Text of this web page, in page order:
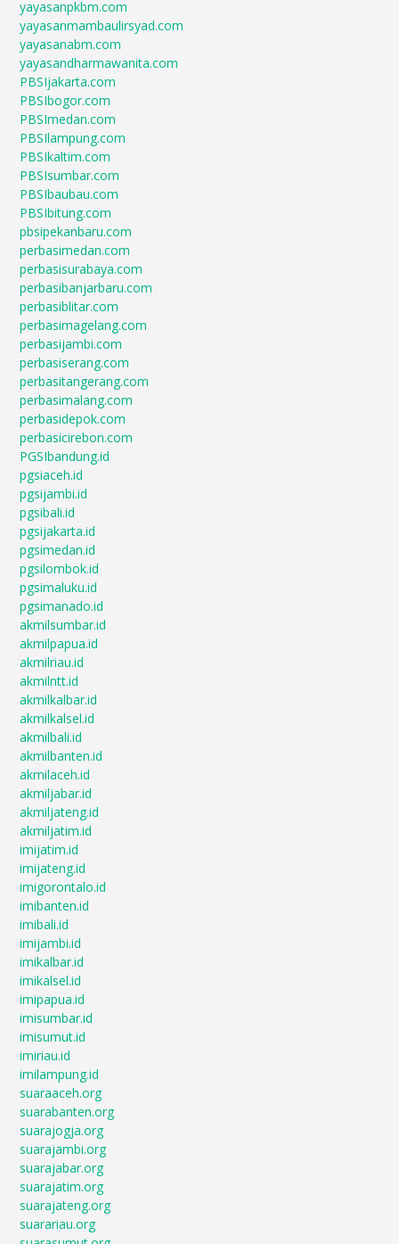
yayasanpkbm.com
yayasanmambaulirsyad.com
yayasanabm.com
yayasandharmawanita.com
PBSIjakarta.com
PBSIbogor.com
PBSImedan.com
PBSIlampung.com
PBSIkaltim.com
PBSIsumbar.com
PBSIbaubau.com
PBSIbitung.com
pbsipekanbaru.com
perbasimedan.com
perbasisurabaya.com
perbasibanjarbaru.com
perbasiblitar.com
perbasimagelang.com
perbasijambi.com
perbasiserang.com
perbasitangerang.com
perbasimalang.com
perbasidepok.com
perbasicirebon.com
PGSIbandung.id
pgsiaceh.id
pgsijambi.id
pgsibali.id
pgsijakarta.id
pgsimedan.id
pgsilombok.id
pgsimaluku.id
pgsimanado.id
akmilsumbar.id
akmilpapua.id
akmilriau.id
akmilntt.id
akmilkalbar.id
akmilkalsel.id
akmilbali.id
akmilbanten.id
akmilaceh.id
akmiljabar.id
akmiljateng.id
akmiljatim.id
imijatim.id
imijateng.id
imigorontalo.id
imibanten.id
imibali.id
imijambi.id
imikalbar.id
imikalsel.id
imipapua.id
imisumbar.id
imisumut.id
imiriau.id
imilampung.id
suaraaceh.org
suarabanten.org
suarajogja.org
suarajambi.org
suarajabar.org
suarajatim.org
suarajateng.org
suarariau.org